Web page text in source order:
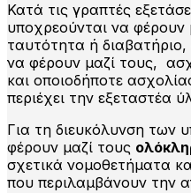
Κατά τις γραπτές
υποχρεούνται να φέρουν
ταυτότητα ή
να φέρουν μαζί τους,
και οποιοδήποτε
περιέχει την εξεταστέα
Για τη διευκόλυνση των
φέρουν μαζί τους
σχετικά νομοθετήματα
που περιλαμβάνουν την